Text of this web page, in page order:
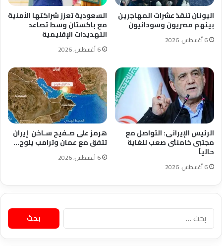
اليونان تنقذ عشرات المهاجرين
بينهم مصريون وسودانيون
6 أغسطس، 2026
السعودية تعزز شراكتها الأمنية
مع باكستان وسط تصاعد
التهديدات الإقليمية
6 أغسطس، 2026
الرئيس الإيرانى: التواصل مع
مجتبى خامنئى صعب للغاية
حالياً
6 أغسطس، 2026
هرمز على صـفيح سـاخن إيران
تتفق مع عمان وترامب يلوح…
6 أغسطس، 2026
البحث
عن: